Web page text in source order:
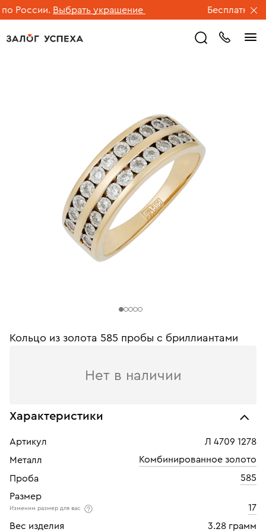
России. Выбрать украшение Бесплатная
Кольцо из золота 585 пробы c бриллиантами
Нет в наличии
Характеристики
Артикул
Л 4709 1278
Металл
Комбинированное золото
Проба
585
Размер
Изменим размер для вас
17
Вес изделия
3.28 грамм